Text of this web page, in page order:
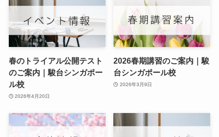
春のトライアル公開テスト
のご案内｜駿台シンガポー
ル校
2026年4月20日
2026春期講習のご案内｜駿
台シンガポール校
2026年3月9日